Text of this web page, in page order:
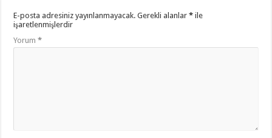
E-posta adresiniz yayınlanmayacak. Gerekli alanlar* ile
işaretlenmişlerdir
Yorum*